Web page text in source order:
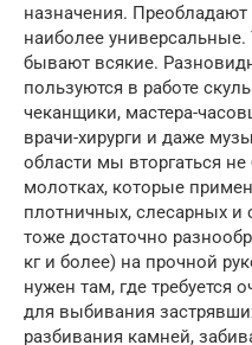
назначения.
наиболее
бывают всякие.
пользуются в работе
чеканщики, мастера-
врачи-хирурги и даже
области мы вторгаться
молотках, которые
плотничных, слесарных и
тоже достаточно
кг и более) на прочной
нужен там, где требуется
для выбивания
разбивания камней,